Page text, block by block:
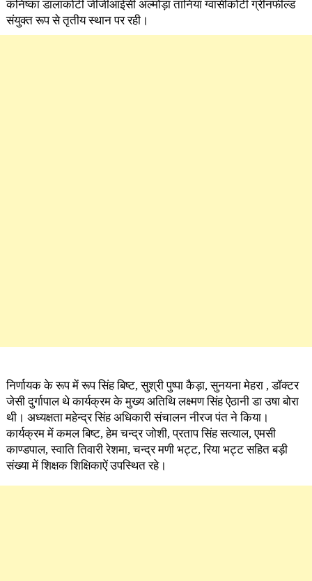
कनिष्का डालाकोटी जीजीआईसी अल्मोड़ा तानिया ग्वासीकोटी ग्रीनफील्ड
संयुक्त रूप से तृतीय स्थान पर रही।
निर्णायक के रूप में रूप सिंह बिष्ट, सुश्री पुष्पा कैड़ा, सुनयना मेहरा , डॉक्टर
जेसी दुर्गापाल थे कार्यक्रम के मुख्य अतिथि लक्ष्मण सिंह ऐठानी डा उषा बोरा
थी। अध्यक्षता महेन्द्र सिंह अधिकारी संचालन नीरज पंत ने किया।
कार्यक्रम में कमल बिष्ट, हेम चन्द्र जोशी, प्रताप सिंह सत्याल, एमसी
काण्डपाल, स्वाति तिवारी रेशमा, चन्द्र मणी भट्ट, रिया भट्ट सहित बड़ी
संख्या में शिक्षक शिक्षिकाऐं उपस्थित रहे।